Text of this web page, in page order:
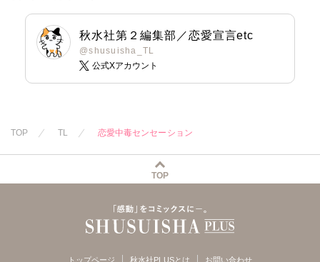
秋水社第２編集部／恋愛宣言etc
@shusuisha_TL
公式Xアカウント
TOP TL 恋愛中毒センセーション
TOP
トップページ 秋水社PLUSとは お問い合わせ